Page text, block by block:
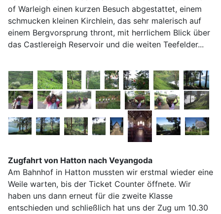
of Warleigh einen kurzen Besuch abgestattet, einem
schmucken kleinen Kirchlein, das sehr malerisch auf
einem Bergvorsprung thront, mit herrlichem Blick über
das Castlereigh Reservoir und die weiten Teefelder...
Zugfahrt von Hatton nach Veyangoda
Am Bahnhof in Hatton mussten wir erstmal wieder eine
Weile warten, bis der Ticket Counter öffnete. Wir
haben uns dann erneut für die zweite Klasse
entschieden und schließlich hat uns der Zug um 10.30